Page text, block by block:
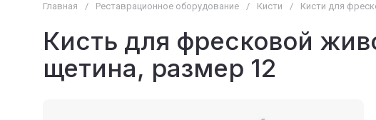
Главная / Реставрационное оборудование / Кисти / Кисти для
Кисть для фресковой
щетина, размер 12